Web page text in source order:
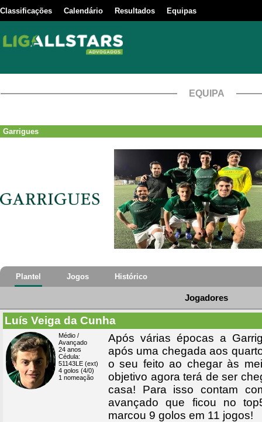
Classificações Calendário Resultados Equipas
EQUIPA
Garrigues
Plantel Jogos Histórico
Jogadores
Luís Veiga da Cunha
Médio /
Avançado
24 anos
Cédula:
51143LE (ext)
4 golos (4/0)
1 nomeação
Após várias épocas a
após uma chegada aos
o seu feito ao chegar às
objetivo agora terá de ser
casa! Para isso contam
avançado que ficou no
marcou 9 golos em 11 jogos!